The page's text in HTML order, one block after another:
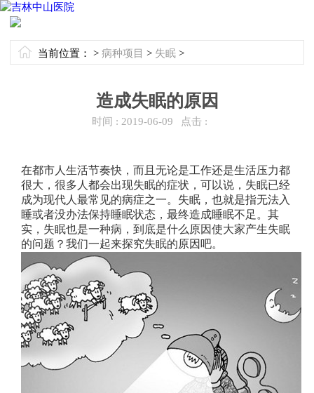
当前位置： > 病种项目 > 失眠>
造成失眠的原因
时间 : 2019-06-09 点击 :
在都市人生活节奏快，而且无论是工作还是生活压力都
很大，很多人都会出现失眠的症状，可以说，失眠已经
成为现代人最常见的病症之一。失眠，也就是指无法入
睡或者没办法保持睡眠状态，最终造成睡眠不足。其
实，失眠也是一种病，到底是什么原因使大家产生失眠
的问题？我们一起来探究失眠的原因吧。